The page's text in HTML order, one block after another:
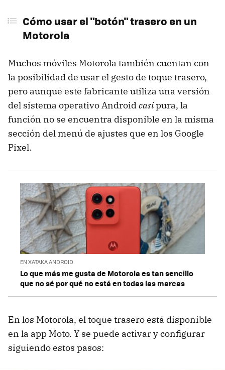
Cómo usar el "botón" trasero en un
Motorola
Muchos móviles Motorola también cuentan con
la posibilidad de usar el gesto de toque trasero,
pero aunque este fabricante utiliza una versión
del sistema operativo Androidcasipura, la
función no se encuentra disponible en la misma
sección del menú de ajustes que en los Google
Pixel.
EN XATAKA ANDROID
Lo que más me gusta de Motorola es tan sencillo
que no sé por qué no está en todas las marcas
En los Motorola, el toque trasero está disponible
en la app Moto. Y se puede activar y configurar
siguiendo estos pasos: